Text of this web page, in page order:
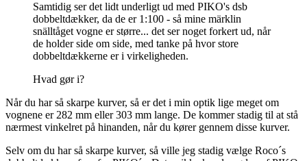
Samtidig ser det lidt underligt ud med PIKO's dsb
dobbeltdækker, da de er 1:100 - så mine märklin
snälltåget vogne er større... det ser noget forkert ud, når
de holder side om side, med tanke på hvor store
dobbeltdækkerne er i virkeligheden.
Hvad gør i?
Når du har så skarpe kurver, så er det i min optik lige meget om
vognene er 282 mm eller 303 mm lange. De kommer stadig til at stå
nærmest vinkelret på hinanden, når du kører gennem disse kurver.
Selv om du har så skarpe kurver, så ville jeg stadig vælge Roco´s